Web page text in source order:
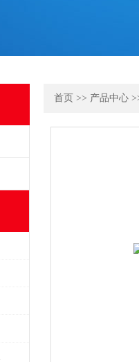
首页 >> 产品中心